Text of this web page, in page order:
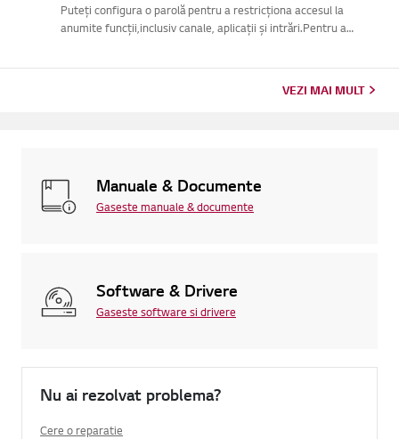
Puteți configura o parolă pentru a restricționa accesul la
anumite funcții,inclusiv canale, aplicații și intrări.Pentru a
VEZI MAI MULT
Manuale & Documente
Gaseste manuale & documente
Software & Drivere
Gaseste software si drivere
Nu ai rezolvat problema?
Cere o reparatie